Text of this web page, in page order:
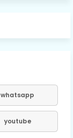
whatsapp
youtube